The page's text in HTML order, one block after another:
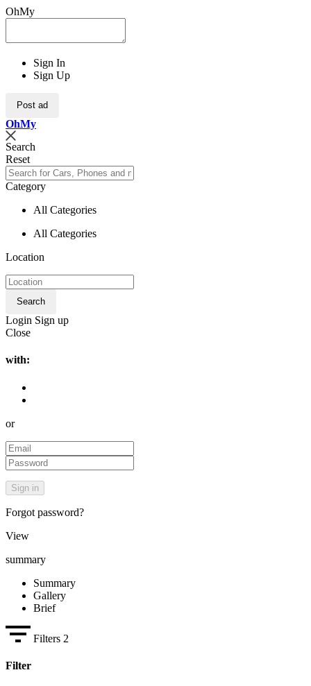
OhMy
Sign In
Sign Up
Post ad
OhMy
Search
Reset
Category
All Categories
All Categories
Location
Search
Login Sign up
Close
with:
or
Forgot password?
View
summary
Summary
Gallery
Brief
Filters 2
Filter